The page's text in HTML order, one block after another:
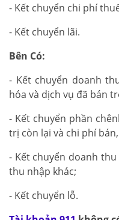
- Kết chuyển chi phí
- Kết chuyển lãi.
Bên Có:
- Kết chuyển doanh
hóa và dịch vụ đã bán
- Kết chuyển phần
trị còn lại và chi phí
- Kết chuyển doanh
thu nhập khác;
- Kết chuyển lỗ.